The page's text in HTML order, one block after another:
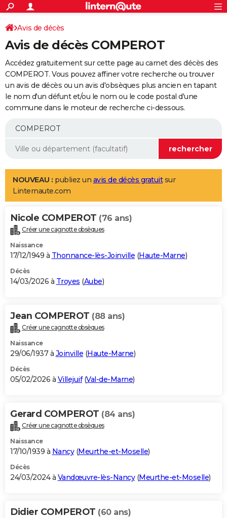
ACTUALITÉS
Politique
Société
Faits Divers
Education
Monde
Villes
+
SPORT
Coupe du monde 2026
Football
Tennis
Cyclisme
Rugby
Forum
Programme TV
TNT
Streaming
Cinéma
Sorties cinéma
Musique
+
FINANCE
Impôts
Immobilier
Risques naturels par ville
Banque
Assurance
Crédit
AUTO
Essais
Réserver un essai
Citadines
Berlines
SUV
Forum auto
+
Mobiles
Meilleur smartphone
Internet
Ordinateurs
Jeux vidéo
Guide high-tech
Aménagement intérieur
LIFESTYLE
Art de vivre
Bien-être
Loisirs
Mode
Modes de vie
Alimentation
Guide de la santé
Maladies
Médicaments
Sommeil
VOYAGE
Destinations
City break
Voyage nature
Voyage de noces
Forum
Climat
+PHOTO
GUIDES D'ACHAT
BONS PLANS
Carte de Noël
Carte Bonne année
Carte Saint-Valentin
Carte Pâques
Carte d'anniversaire
DICTIONNAIRE
Dictionnaire
Biographies
Citations
Expressions
Proverbes
PROGRAMME TV
S'inscrire
Se connecter
Lycées
Collèges
Primaires
Universités
Entreprises
Service militaire
Avis de recherche
AVIS DE DÉCÈS
Bricolage
Lifestyle
Culture
Sport
Auto
Television
Voyage
Cinema
Avis de décès
Avis de décès COMPEROT
Accédez gratuitement sur cette page au carnet des décès des
COMPEROT. Vous pouvez affiner votre recherche ou trouver
un avis de décès ou un avis d'obsèques plus ancien en tapant
le nom d'un défunt et/ou le nom ou le code postal d'une
commune dans le moteur de recherche ci-dessous.
NOUVEAU : publiez un avis de décès gratuitsur
Linternaute.com
Nicole COMPEROT (76 ans)
Créer une cagnotte obsèques
Naissance
17/12/1949 à Thonnance-lès-Joinville (Haute-Marne)
Décès
14/03/2026 à Troyes (Aube)
Jean COMPEROT (88 ans)
Créer une cagnotte obsèques
Naissance
29/06/1937 à Joinville (Haute-Marne)
Décès
05/02/2026 à Villejuif(Val-de-Marne)
Gerard COMPEROT (84 ans)
Créer une cagnotte obsèques
Naissance
17/10/1939 à Nancy(Meurthe-et-Moselle)
Décès
24/03/2024 à Vandœuvre-lès-Nancy(Meurthe-et-Moselle)
Didier COMPEROT (60 ans)